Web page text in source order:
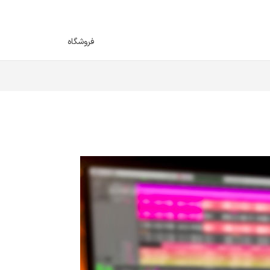
فروشگاه